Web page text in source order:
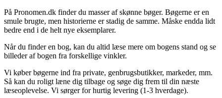
På Pronomen.dk finder du masser af skønne bøger. Bøgerne er en
smule brugte, men historierne er stadig de samme. Måske endda lidt
bedre end i de helt nye eksemplarer.
Når du finder en bog, kan du altid læse mere om bogens stand og se
billeder af bogen fra forskellige vinkler.
Vi køber bøgerne ind fra private, genbrugsbutikker, markeder, mm.
Så kan du roligt læne dig tilbage og søge dig frem til din næste
læseoplevelse. Vi sørger for hurtig levering (1-3 hverdage).